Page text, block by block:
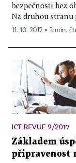
bezpečnosti bez
Na druhou stranu
11. 10. 2017 ▪ 3 min.
ICT REVUE 9/2017
Základem
připravenost